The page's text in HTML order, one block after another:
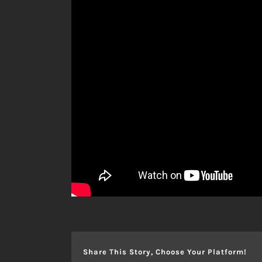
Share This Story, Choose Your Platform!